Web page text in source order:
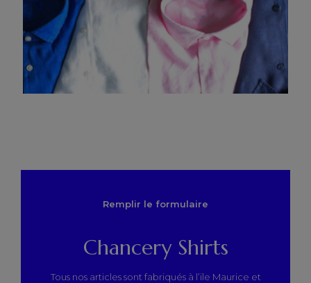
Remplir le formulaire
Chancery Shirts
Tous nos articles sont fabriqués à l’ile Maurice et